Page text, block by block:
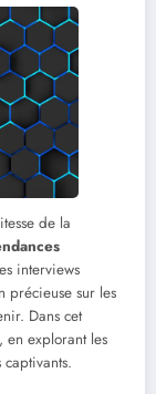
de la
interviews
précieuse sur les
Dans cet
en explorant les